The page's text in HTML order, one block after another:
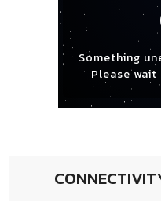
Something
Please